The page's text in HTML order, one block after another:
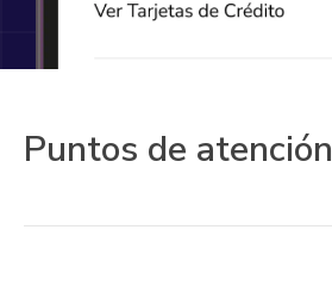
Puntos de atención